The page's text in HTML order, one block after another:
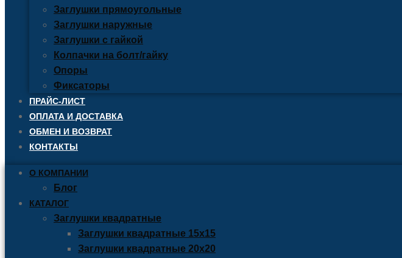
Заглушки прямоугольные
Заглушки наружные
Заглушки с гайкой
Колпачки на болт/гайку
Опоры
Фиксаторы
ПРАЙС-ЛИСТ
ОПЛАТА И ДОСТАВКА
ОБМЕН И ВОЗВРАТ
КОНТАКТЫ
О КОМПАНИИ
Блог
КАТАЛОГ
Заглушки квадратные
Заглушки квадратные 15х15
Заглушки квадратные 20х20